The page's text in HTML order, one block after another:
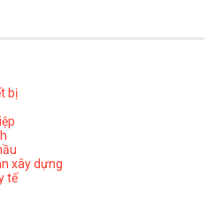
bị
xây dựng
tế